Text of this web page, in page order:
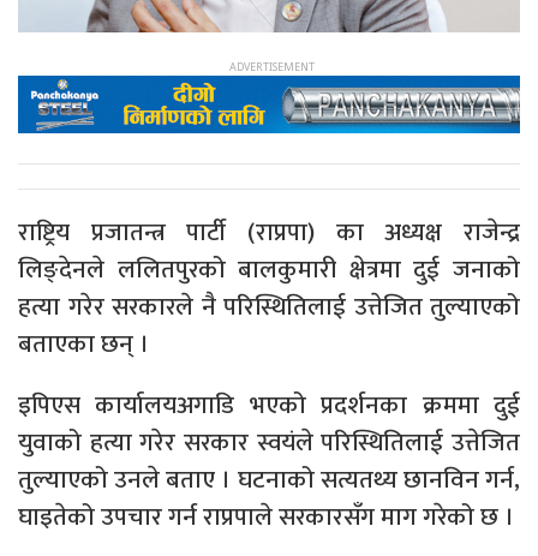
राष्ट्रिय प्रजातन्त्र पार्टी (राप्रपा) का अध्यक्ष राजेन्द्र
लिङ्देनले ललितपुरको बालकुमारी क्षेत्रमा दुई जनाको
हत्या गरेर सरकारले नै परिस्थितिलाई उत्तेजित तुल्याएको
बताएका छन् ।
इपिएस कार्यालयअगाडि भएको प्रदर्शनका क्रममा दुई
युवाको हत्या गरेर सरकार स्वयंले परिस्थितिलाई उत्तेजित
तुल्याएको उनले बताए । घटनाको सत्यतथ्य छानविन गर्न,
घाइतेको उपचार गर्न राप्रपाले सरकारसँग माग गरेको छ ।